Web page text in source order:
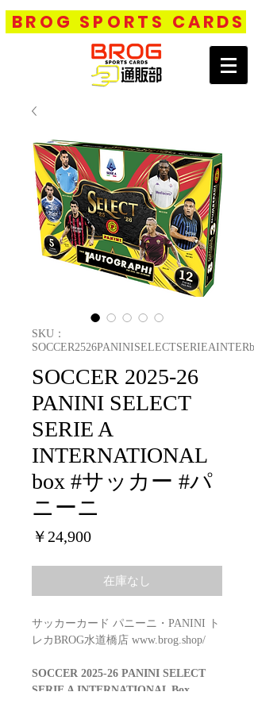
BROG SPORTS CARDS
SKU：
SOCCER 2025-26
PANINI SELECT
SERIE A
INTERNATIONAL
box #サッカー #パ
ニーニ
￥24,900価
在庫なし
サッカーカード パニーニ・PANINI ト
レカBROG水道橋店 www.brog.shop/
SOCCER 2025-26 PANINI SELECT
SERIE A INTERNATIONAL Box